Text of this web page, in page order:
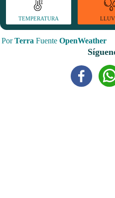
TEMPERATURA
PorTerra Fuente OpenWeather